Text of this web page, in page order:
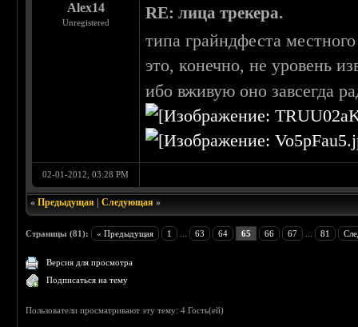
Alex14
Unregistered
RE: лица трекера.
типа грайндфеста
это, конечно, не уровень
ибо вживую оно завсегда
02-01-2012, 03:28 PM
«Предыдущая |Следующая »
Страницы (81): « Предыдущая 1 63 64 65 66 67 81
Версия для просмотра
Подписаться на тему
Пользователи просматривают эту тему: 4 Гость(ей)